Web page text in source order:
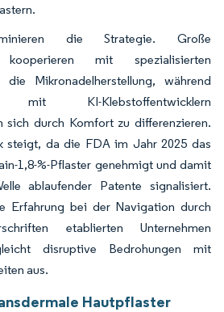
die Strategie. Große
kooperieren mit spezialisierten
die Mikronadelherstellung, während
mit KI-Klebstoffentwicklern
sich durch Komfort zu differenzieren.
steigt, da die FDA im Jahr 2025 das
1,8-%-Pflaster genehmigt und damit
ablaufender Patente signalisiert.
Erfahrung bei der Navigation durch
etablierten Unternehmen
disruptive Bedrohungen mit
aus.
Hautpflaster